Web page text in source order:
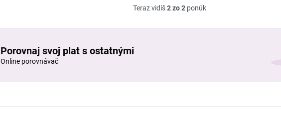
Teraz vidíš2 zo 2ponúk
Porovnaj svoj plat s ostatnými
Online porovnávač